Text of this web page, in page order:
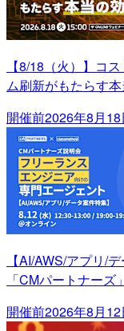
【8/18（火）】コ
ム刷新がもたらす
開催前2026年8月
【AI/AWS/アプリ/
「CMパートナー
開催前2026年8月